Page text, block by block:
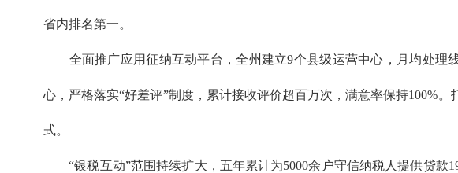
省内排名第一。
全面推广应用征纳互动平台，全州建立9个县级运营中心，月均处理
心，严格落实“好差评”制度，累计接收评价超百万次，满意率保持100%
式。
“银税互动”范围持续扩大，五年累计为5000余户守信纳税人提供贷款